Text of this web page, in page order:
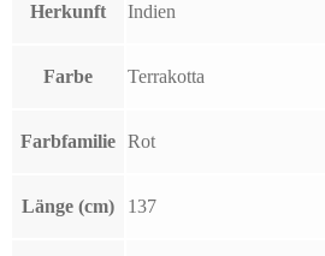
Herkunft Indien
Farbe Terrakotta
Farbfamilie Rot
Länge (cm) 137